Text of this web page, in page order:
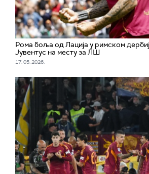
Ромa боља од Лација у римском
Јувентус на месту за ЛШ
17. 05. 2026.